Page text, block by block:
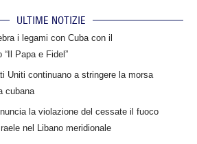
ULTIME NOTIZIE
i legami con Cuba con il
“Il Papa e Fidel”
Uniti continuano a stringere la morsa
cubana
la violazione del cessate il fuoco
nel Libano meridionale